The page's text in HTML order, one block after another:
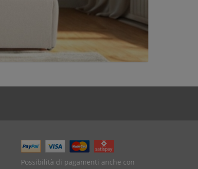
Possibilità di pagamenti anche con